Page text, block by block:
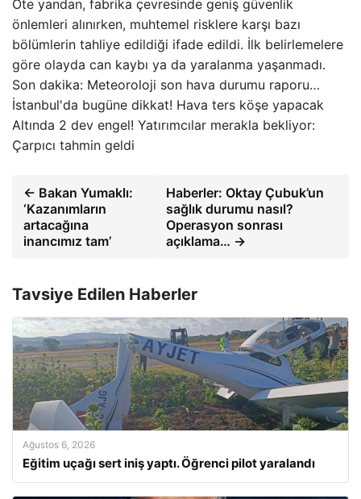
Öte yandan, fabrika çevresinde geniş güvenlik
önlemleri alınırken, muhtemel risklere karşı bazı
bölümlerin tahliye edildiği ifade edildi. İlk belirlemelere
göre olayda can kaybı ya da yaralanma yaşanmadı.
Son dakika: Meteoroloji son hava durumu raporu…
İstanbul'da bugüne dikkat! Hava ters köşe yapacak
Altında 2 dev engel! Yatırımcılar merakla bekliyor:
Çarpıcı tahmin geldi
← Bakan Yumaklı:
‘Kazanımların
artacağına
inancımız tam’
Haberler: Oktay Çubuk’un
sağlık durumu nasıl?
Operasyon sonrası
açıklama… →
Tavsiye Edilen Haberler
Ağustos 6, 2026
Eğitim uçağı sert iniş yaptı. Öğrenci pilot yaralandı